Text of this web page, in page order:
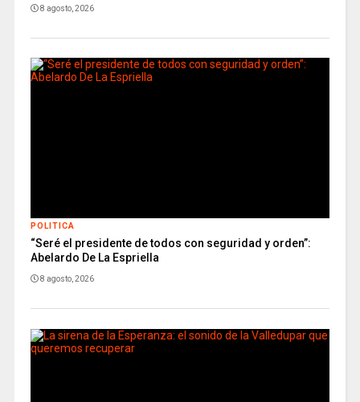
8 agosto, 2026
POLITICA
“Seré el presidente de todos con seguridad y orden”:
Abelardo De La Espriella
8 agosto, 2026